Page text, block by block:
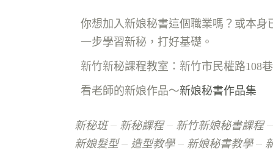
你想加入新娘秘書這個職業嗎？或本
一步學習新秘，打好基礎。
新竹新秘課程教室 ：新竹市民權路108
看老師的新娘作品～新娘秘書作品集
新秘班 新秘課程 新竹新娘秘書課程
新娘髮型
造型教學 新娘秘書教學